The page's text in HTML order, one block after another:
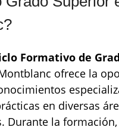
Formativo de
ofrece la
en diversas
Durante la